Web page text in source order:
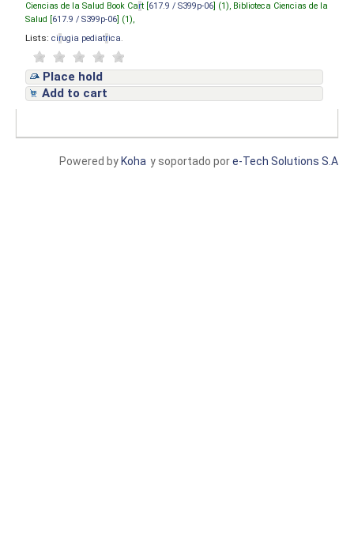
Ciencias de la Salud Book Cart [ 617.9 / S399p-06 ] (1), Biblioteca Ciencias de la
Salud [ 617.9 / S399p-06 ] (1),
Lists: cirugia pediatrica
Place hold
Add to cart
y soportado pore-Tech Solutions S.A
Powered by Koha